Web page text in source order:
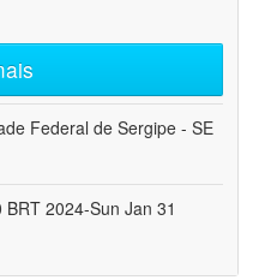
Federal de Sergipe - SE
2024-Sun Jan 31